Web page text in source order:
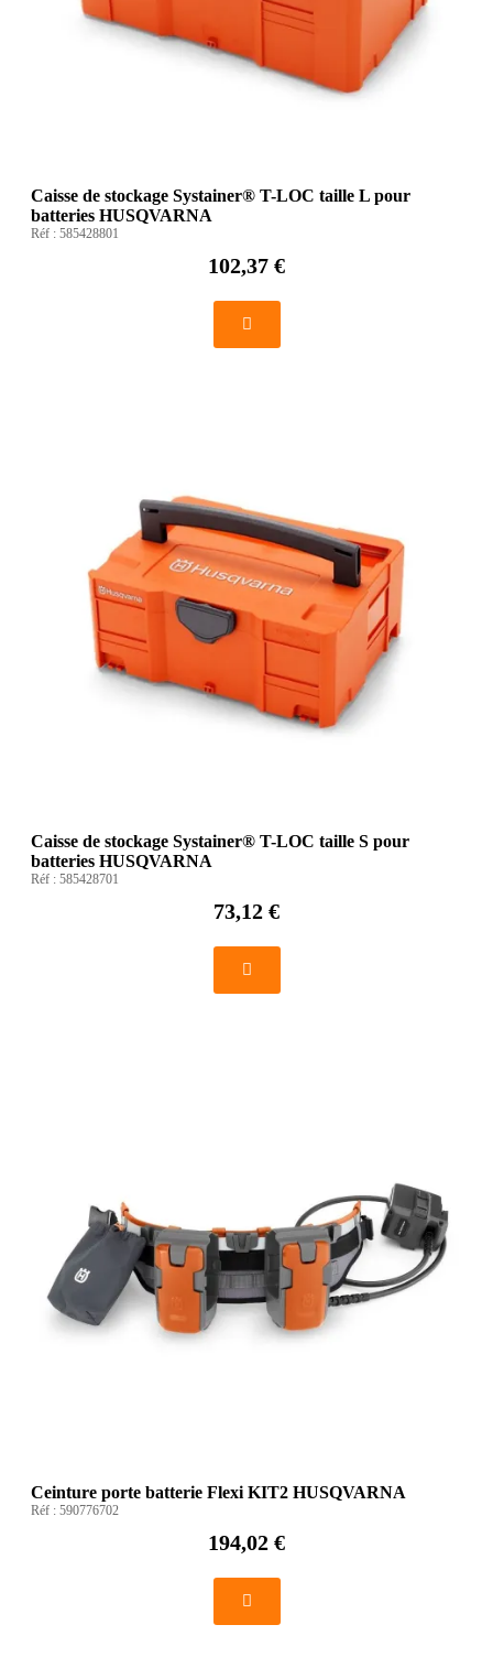
Caisse de stockage Systainer® T-LOC taille L pour
batteries HUSQVARNA
Réf : 585428801
102,37 €
Caisse de stockage Systainer® T-LOC taille S pour
batteries HUSQVARNA
Réf : 585428701
73,12 €
Ceinture porte batterie Flexi KIT2 HUSQVARNA
Réf : 590776702
194,02 €